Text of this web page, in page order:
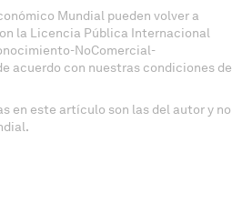
Mundial pueden volver a
la Licencia Pública Internacional
NoComercial-
acuerdo con nuestras condiciones de
en este artículo son las del autor y no